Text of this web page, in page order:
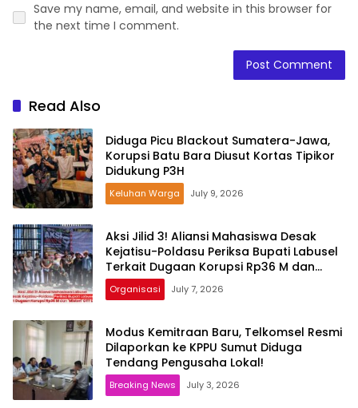
Save my name, email, and website in this browser for
the next time I comment.
Read Also
Diduga Picu Blackout Sumatera-Jawa,
Korupsi Batu Bara Diusut Kortas Tipikor
Didukung P3H
Keluhan Warga July 9, 2026
Aksi Jilid 3! Aliansi Mahasiswa Desak
Kejatisu-Poldasu Periksa Bupati Labusel
Terkait Dugaan Korupsi Rp36 M dan
‘Misteri’ OTT Dinkes
Organisasi July 7, 2026
Modus Kemitraan Baru, Telkomsel Resmi
Dilaporkan ke KPPU Sumut Diduga
Tendang Pengusaha Lokal!
Breaking News July 3, 2026